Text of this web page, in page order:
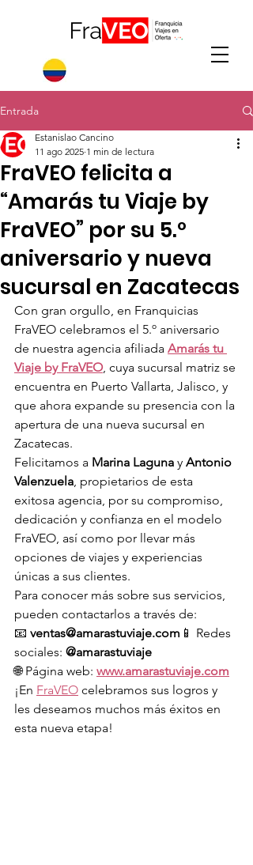
Entrada
FraVEO felicita a
“Amarás tu Viaje by
FraVEO” por su 5.º
aniversario y nueva
sucursal en Zacatecas
Estanislao Cancino
11 ago 2025 1 min de lectura
Con gran orgullo, en Franquicias
FraVEO celebramos el 5.º aniversario
de nuestra agencia afiliada Amarás tu
Viaje by FraVEO, cuya sucursal matriz se
encuentra en Puerto Vallarta, Jalisco, y
que ahora expande su presencia con la
apertura de una nueva sucursal en
Zacatecas.
Felicitamos a Marina Laguna y Antonio
Valenzuela, propietarios de esta
exitosa agencia, por su compromiso,
dedicación y confianza en el modelo
FraVEO, así como por llevar más
opciones de viajes y experiencias
únicas a sus clientes.
Para conocer más sobre sus servicios,
pueden contactarlos a través de:
📧 ventas@amarastuviaje.com 📱 Redes
sociales: @amarastuviaje
🌐 Página web: www.amarastuviaje.com
¡En FraVEO celebramos sus logros y
les deseamos muchos más éxitos en
esta nueva etapa!